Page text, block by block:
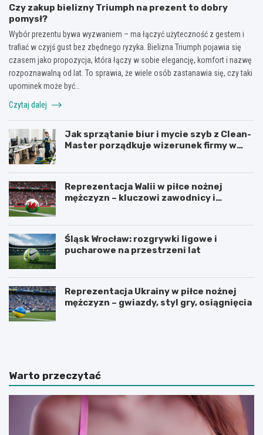
Czy zakup bielizny Triumph na prezent to dobry
pomysł?
Wybór prezentu bywa wyzwaniem – ma łączyć użyteczność z gestem i
trafiać w czyjś gust bez zbędnego ryzyka. Bielizna Triumph pojawia się
czasem jako propozycja, która łączy w sobie elegancję, komfort i nazwę
rozpoznawalną od lat. To sprawia, że wiele osób zastanawia się, czy taki
upominek może być…
Czytaj dalej
Jak sprzątanie biur i mycie szyb z Clean-
Master porządkuje wizerunek firmy w
Reprezentacja Walii w piłce nożnej
mężczyzn – kluczowi zawodnicy i
Śląsk Wrocław: rozgrywki ligowe i
pucharowe na przestrzeni lat
Reprezentacja Ukrainy w piłce nożnej
mężczyzn – gwiazdy, styl gry, osiągnięcia
U
z
a
m
Z
j
m
y
Warto przeczytać